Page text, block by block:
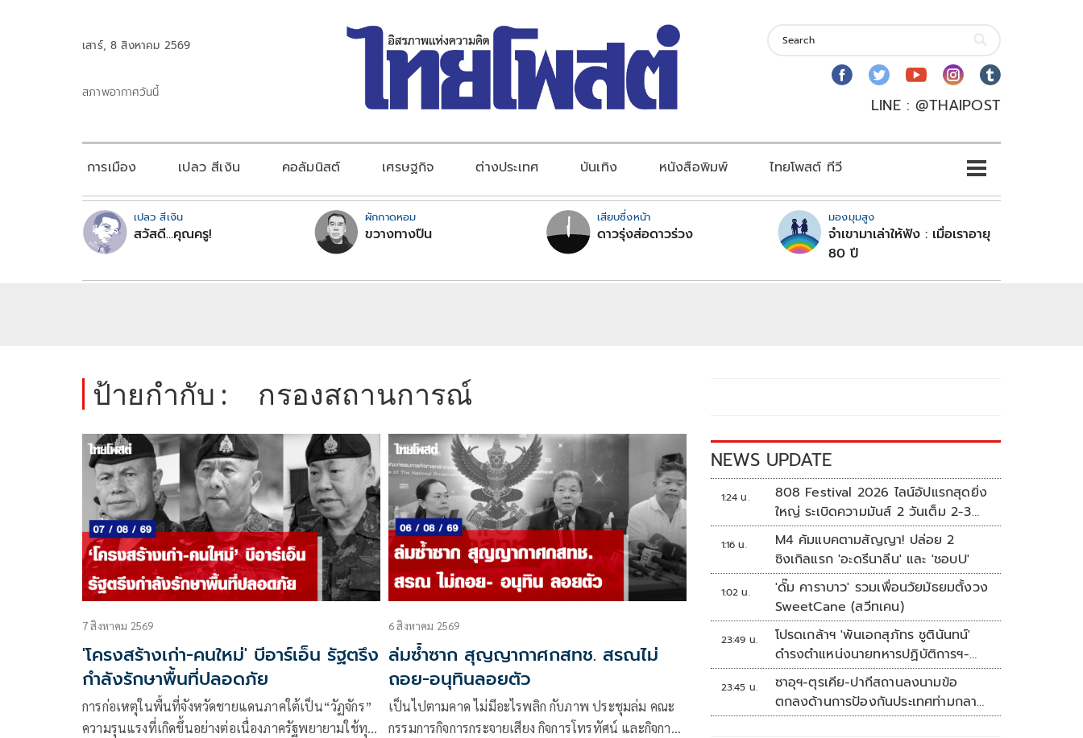
เสาร์, 8 สิงหาคม 2569
สภาพอากาศวันนี้
LINE : @THAIPOST
การเมือง เปลว สีเงิน คอลัมนิสต์ เศรษฐกิจ ต่างประเทศ บันเทิง หนังสือพิมพ์ ไทยโพสต์ ทีวี
เปลว สีเงิน
สวัสดี...คุณครู!
ผักกาดหอม
ขวางทางปืน
เสียบซึ่งหน้า
ดาวรุ่งส่อดาวร่วง
มองมุมสูง
จำเขามาเล่าให้ฟัง : เมื่อเราอายุ
80 ปี
ป้ายกำกับ : กรองสถานการณ์
7 สิงหาคม 2569
'โครงสร้างเก่า-คนใหม่' บีอาร์เอ็น รัฐตรึง
กำลังรักษาพื้นที่ปลอดภัย
การก่อเหตุในพื้นที่จังหวัดชายแดนภาคใต้เป็น“วัฏจักร”
ความรุนแรงที่เกิดขึ้นอย่างต่อเนื่องภาครัฐพยายามใช้ทุก
6 สิงหาคม 2569
ล่มซ้ำซาก สุญญากาศกสทช. สรณไม่
ถอย-อนุทินลอยตัว
เป็นไปตามคาด ไม่มีอะไรพลิก กับภาพ ประชุมล่ม คณะ
กรรมการกิจการกระจายเสียง กิจการโทรทัศน์ และกิจการ
NEWS UPDATE
1:24 น.
808 Festival 2026 ไลน์อัปแรกสุดยิ่ง
ใหญ่ ระเบิดความมันส์ 2 วันเต็ม 2-3
ต.ค.นี้
1:16 น.
M4 คัมแบคตามสัญญา! ปล่อย 2
ซิงเกิลแรก 'อะดรีนาลีน' และ 'ชอบU'
1:02 น.
'ดั๊ม คาราบาว' รวมเพื่อนวัยมัธยมตั้งวง
SweetCane (สวีทเคน)
23:49 น.
โปรดเกล้าฯ 'พันเอกสุภัทร ชูตินันทน์'
ดำรงตำแหน่งนายทหารปฏิบัติการฯ-
พระราชทานยศ 'พลตรี'
23:45 น.
ซาอุฯ-ตุรเคีย-ปากีสถานลงนามข้อ
ตกลงด้านการป้องกันประเทศท่ามกลาง
สงครามในภูมิภาค